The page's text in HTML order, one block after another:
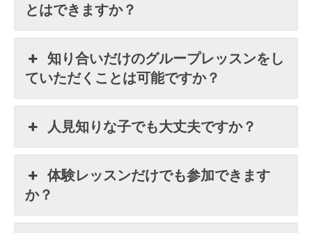
とはできますか？
知り合いだけのグループレッスンをし
ていただくことは可能ですか？
人見知りな子でも大丈夫ですか？
体験レッスンだけでも参加できます
か？